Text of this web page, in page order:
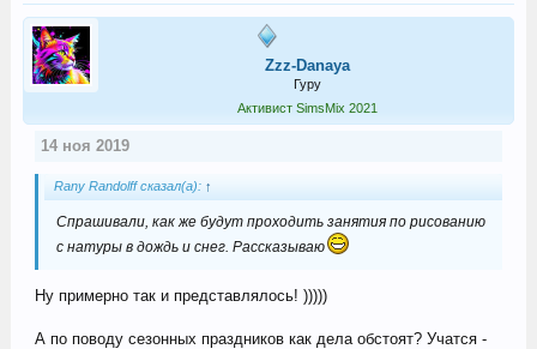
Zzz-Danaya
Гуру
Активист SimsMix 2021
14 ноя 2019
Rany Randolff сказал(а): ↑
Спрашивали, как же будут проходить занятия по рисованию
с натуры в дождь и снег. Рассказываю
Ну примерно так и представлялось! )))))
А по поводу сезонных праздников как дела обстоят? Учатся -